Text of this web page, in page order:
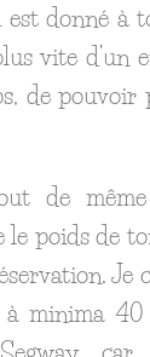
donné à
vite d’un
de pouvoir
de
le poids de
Je
minima